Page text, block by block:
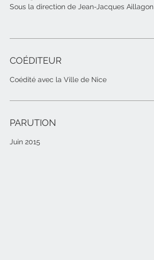
Sous la direction de Jean-Jacques Aillagon
COÉDITEUR
Coédité avec la Ville de Nice
PARUTION
Juin 2015